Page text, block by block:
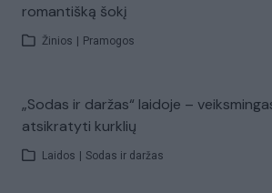
romantišką šokį
Žinios Pramogos
„Sodas ir daržas“ laidoje –
atsikratyti kurklių
Laidos Sodas ir daržas